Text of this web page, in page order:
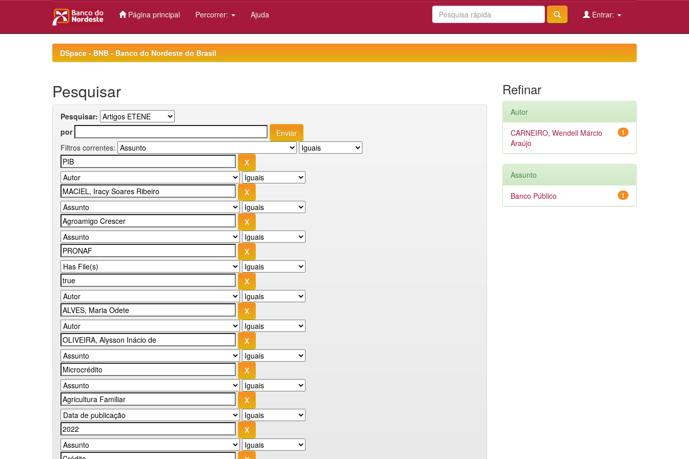
Página principal Percorrer: Ajuda Entrar:
DSpace - BNB - Banco do Nordeste do Brasil
Pesquisar
Pesquisar:
por
Filtros correntes:
Refinar
Autor
1
CARNEIRO, Wendell Márcio
Araújo
Assunto
1
Banco Público